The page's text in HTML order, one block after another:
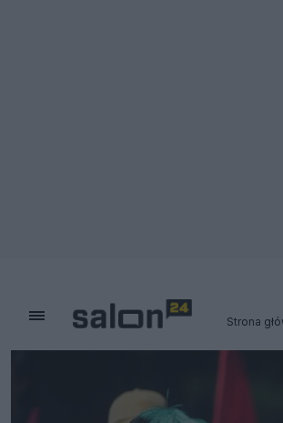
Strona